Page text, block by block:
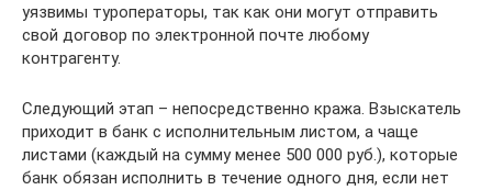
уязвимы туроператоры, так как они могут отправить
свой договор по электронной почте любому
контрагенту.
Следующий этап – непосредственно кража. Взыскатель
приходит в банк с исполнительным листом, а чаще
листами (каждый на сумму менее 500 000 руб.), которые
банк обязан исполнить в течение одного дня, если нет